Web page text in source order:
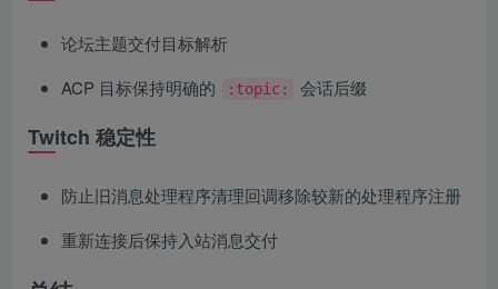
论坛主题交付目标解析
ACP 目标保持明确的
:topic: 会话后缀
Twitch 稳定性
防止旧消息处理程序清理回调移除较新的处理程序注册
重新连接后保持入站消息交付